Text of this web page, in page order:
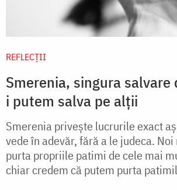
REFLECȚII
Smerenia, singura salvare
i putem salva pe alții
Smerenia privește lucrurile exact
vede în adevăr, fără a le judeca. Noi
purta propriile patimi de cele mai
chiar credem că putem purta